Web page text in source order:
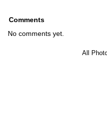
Comments
No comments yet.
All